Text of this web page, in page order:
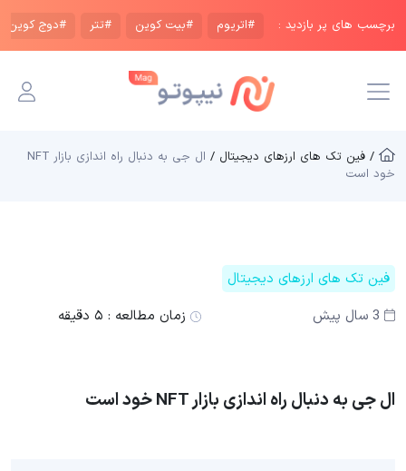
برچسب های پر بازدید : #اتریوم #بیت کوین #تتر #دوج کوین
/ فین تک های ارزهای دیجیتال /
ال جی به دنبال راه اندازی بازار NFT
خود است
فین تک های ارزهای دیجیتال
3 سال پیش
زمان مطالعه : ۵ دقیقه
ال جی به دنبال راه اندازی بازار NFT خود است